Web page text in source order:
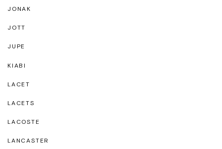
JONAK
JOTT
JUPE
KIABI
LACET
LACETS
LACOSTE
LANCASTER